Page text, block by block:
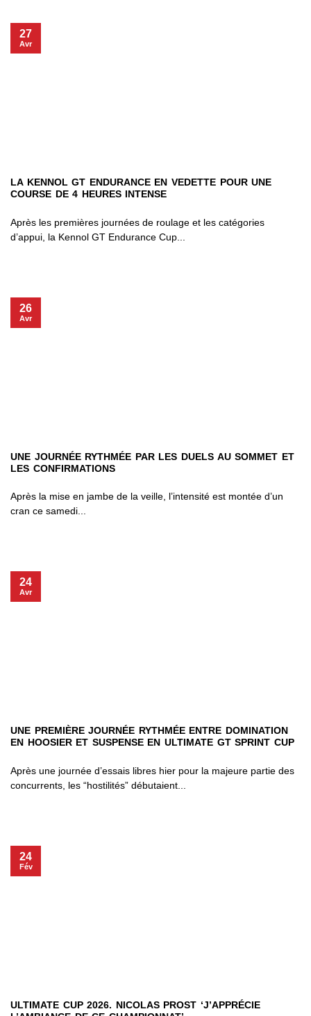
LA KENNOL GT ENDURANCE EN VEDETTE POUR UNE
COURSE DE 4 HEURES INTENSE
Après les premières journées de roulage et les catégories
d’appui, la Kennol GT Endurance Cup...
27
Avr
UNE JOURNÉE RYTHMÉE PAR LES DUELS AU SOMMET ET
LES CONFIRMATIONS
Après la mise en jambe de la veille, l’intensité est montée d’un
cran ce samedi...
26
Avr
UNE PREMIÈRE JOURNÉE RYTHMÉE ENTRE DOMINATION
EN HOOSIER ET SUSPENSE EN ULTIMATE GT SPRINT CUP
Après une journée d’essais libres hier pour la majeure partie des
concurrents, les “hostilités” débutaient...
24
Avr
ULTIMATE CUP 2026. NICOLAS PROST ‘J’APPRÉCIE
24
Fév